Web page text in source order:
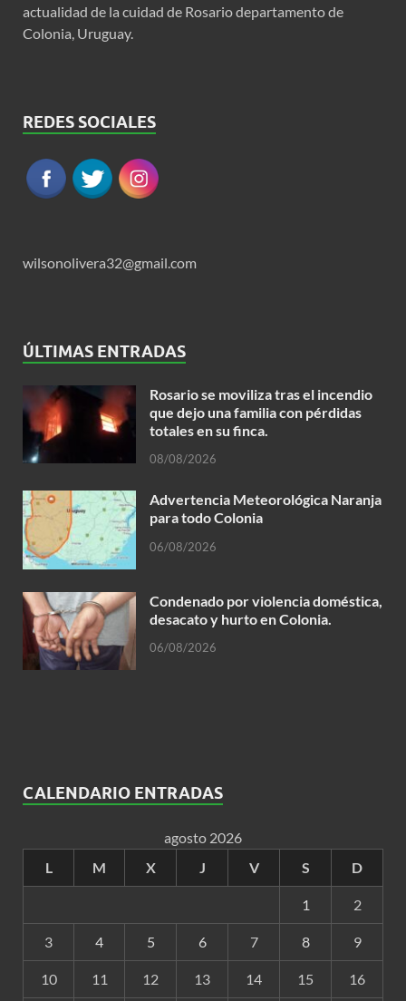
actualidad de la cuidad de Rosario departamento de
Colonia, Uruguay.
REDES SOCIALES
wilsonolivera32@gmail.com
ÚLTIMAS ENTRADAS
Rosario se moviliza tras el incendio
que dejo una familia con pérdidas
totales en su finca.
08/08/2026
Advertencia Meteorológica Naranja
para todo Colonia
06/08/2026
Condenado por violencia doméstica,
desacato y hurto en Colonia.
06/08/2026
CALENDARIO ENTRADAS
agosto 2026
L
M X J V S D
1 2
3 4 5 6 7 8 9
10 11 12 13 14 15 16